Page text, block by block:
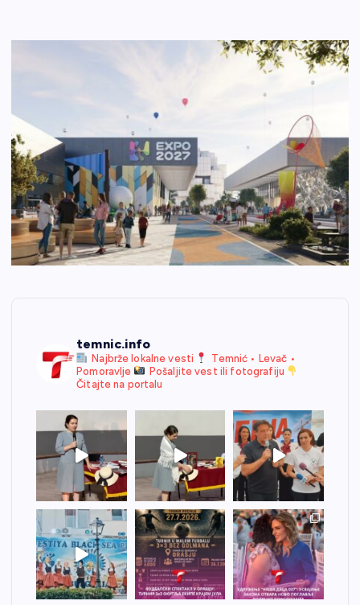
temnic.info
Najbrže lokalne vesti
Temnić • Levač •
Pomoravlje
Pošaljite vest ili fotografiju
Čitajte na portalu